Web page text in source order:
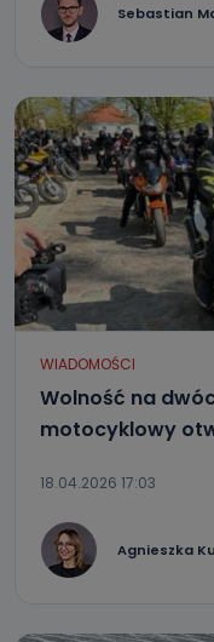
Sebastian
WIADOMOŚCI
Wolność na
motocyklowy
18.04.2026 17:03
Agnieszka